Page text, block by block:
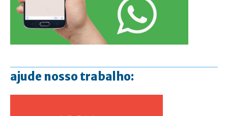
ajude nosso trabalho: